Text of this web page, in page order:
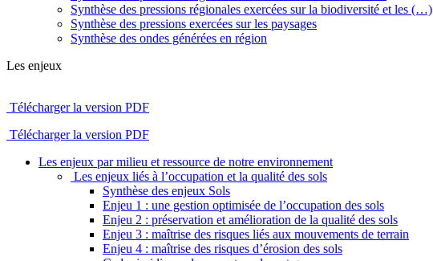
Synthèse des pressions régionales exercées sur la biodiversité et les (…)
Synthèse des pressions exercées sur les paysages
Synthèse des ondes générées en région
Les enjeux
Télécharger la version PDF
Télécharger la version PDF
Les enjeux par milieu et ressource de notre environnement
Les enjeux liés à l’occupation et la qualité des sols
Synthèse des enjeux Sols
Enjeu 1 : une gestion optimisée de l’occupation des sols
Enjeu 2 : préservation et amélioration de la qualité des sols
Enjeu 3 : maîtrise des risques liés aux mouvements de terrain
Enjeu 4 : maîtrise des risques d’érosion des sols